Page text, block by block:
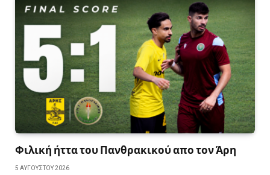
Φιλική ήττα του Πανθρακικού απο τον Άρη
5 ΑΥΓΟΎΣΤΟΥ 2026